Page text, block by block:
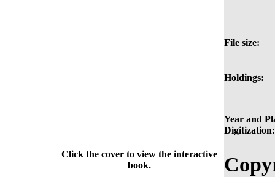
File size:
Holdings:
Year and
Digitization:
Click the cover to view the interactive
book.